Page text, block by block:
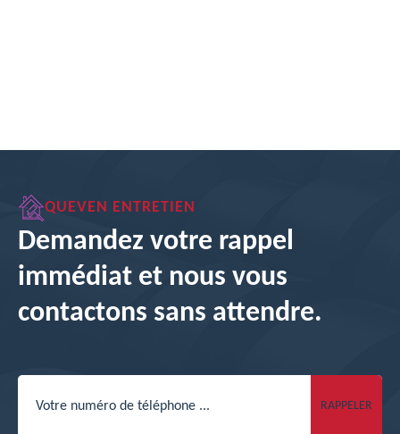
QUEVEN ENTRETIEN
Demandez votre rappel
immédiat et nous vous
contactons sans attendre.